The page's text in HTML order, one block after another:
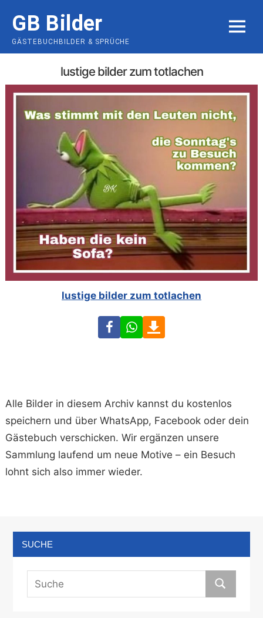
content
GB Bilder
GÄSTEBUCHBILDER & SPRÜCHE
MENU
lustige bilder zum totlachen
lustige bilder zum totlachen
FacebookWhatsApp
Alle Bilder in diesem Archiv kannst du kostenlos
speichern und über WhatsApp, Facebook oder dein
Gästebuch verschicken. Wir ergänzen unsere
Sammlung laufend um neue Motive – ein Besuch
lohnt sich also immer wieder.
SUCHE